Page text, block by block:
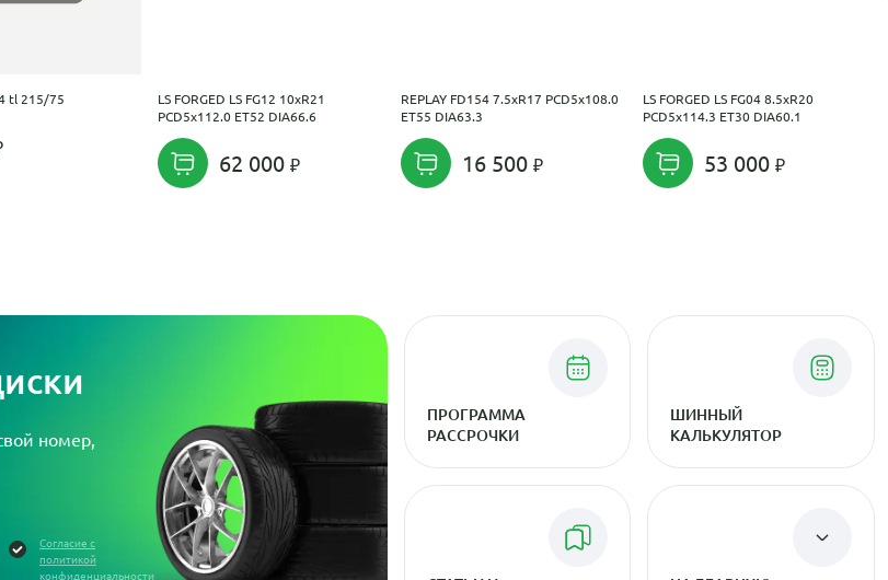
tl 215/75
LS FORGED LS FG12 10xR21
PCD5x112.0 ET52 DIA66.6
62 000
REPLAY FD154 7.5xR17 PCD5x108.0
ET55 DIA63.3
16 500
LS FORGED LS FG04 8.5xR20
PCD5x114.3 ET30 DIA60.1
53 000
номер,
Согласие с
политикой
конфиденциальности
ПРОГРАММА
РАССРОЧКИ
ШИННЫЙ
КАЛЬКУЛЯТОР